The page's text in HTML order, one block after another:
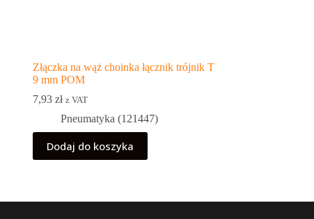
Złączka na wąż choinka łącznik trójnik T
9 mm POM
7,93 zł z VAT
Pneumatyka (121447)
Dodaj do koszyka